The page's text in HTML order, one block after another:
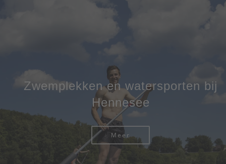
Zwemplekken en watersporten bij
Hennesee
Meer